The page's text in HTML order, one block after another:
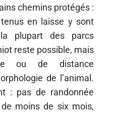
chemins protégés :
en laisse y sont
plupart des parcs
reste possible, mais
ou de distance
de l’animal.
: pas de randonnée
moins de six mois,